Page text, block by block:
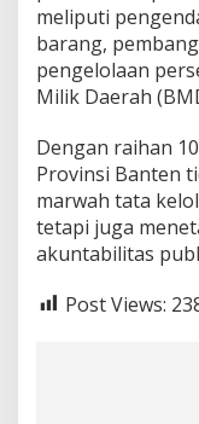
meliputi
barang,
pengelolaan
Milik Daerah
Dengan raihan
Provinsi Banten
marwah tata
tetapi juga
akuntabilitas
Post Views: